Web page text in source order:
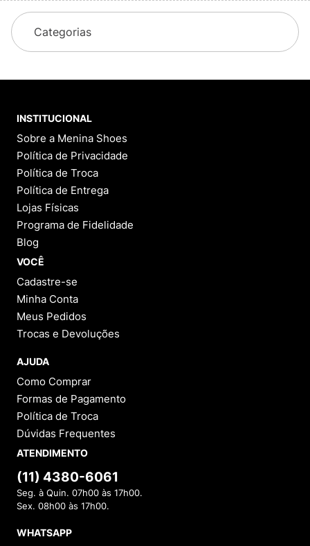
Categorias
INSTITUCIONAL
Sobre a Menina Shoes
Política de Privacidade
Política de Troca
Política de Entrega
Lojas Físicas
Programa de Fidelidade
Blog
VOCÊ
Cadastre-se
Minha Conta
Meus Pedidos
Trocas e Devoluções
AJUDA
Como Comprar
Formas de Pagamento
Política de Troca
Dúvidas Frequentes
ATENDIMENTO
(11) 4380-6061
Seg. à Quin. 07h00 às 17h00.
Sex. 08h00 às 17h00.
WHATSAPP